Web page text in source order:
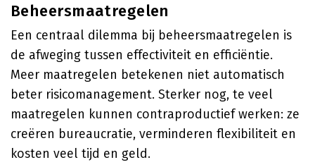
Beheersmaatregelen
Een centraal dilemma bij beheersmaatregelen is
de afweging tussen effectiviteit en efficiëntie.
Meer maatregelen betekenen niet automatisch
beter risicomanagement. Sterker nog, te veel
maatregelen kunnen contraproductief werken: ze
creëren bureaucratie, verminderen flexibiliteit en
kosten veel tijd en geld.